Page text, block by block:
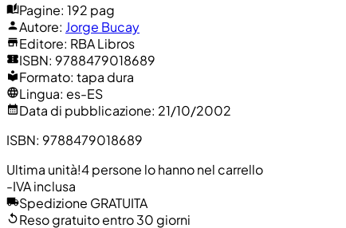
Pagine: 192 pag
Autore: Jorge Bucay
Editore: RBA Libros
ISBN: 9788479018689
Formato: tapa dura
Lingua: es-ES
Data di pubblicazione: 21/10/2002
ISBN: 9788479018689
Ultima unità!4 persone lo hanno nel carrello
-IVA inclusa
Spedizione GRATUITA
Reso gratuito entro 30 giorni